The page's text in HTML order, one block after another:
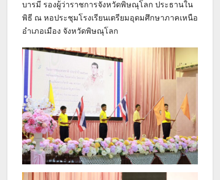
บารมี รองผู้ว่าราชการจังหวัดพิษณุโลก ประธานใน
พิธี ณ หอประชุมโรงเรียนเตรียมอุดมศึกษาภาคเหนือ
อำเภอเมือง จังหวัดพิษณุโลก